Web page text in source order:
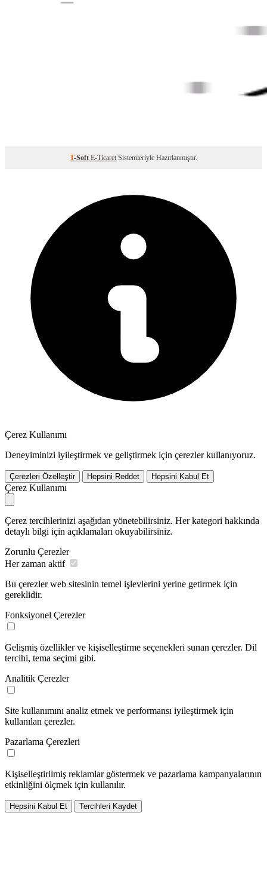
T-Soft E-Ticaret Sistemleriyle Hazırlanmıştır.
Çerez Kullanımı
Deneyiminizi iyileştirmek ve geliştirmek için çerezler kullanıyoruz.
Çerezleri Özelleştir Hepsini Reddet Hepsini Kabul Et
Çerez Kullanımı
Çerez tercihlerinizi aşağıdan yönetebilirsiniz. Her kategori hakkında
detaylı bilgi için açıklamaları okuyabilirsiniz.
Zorunlu Çerezler
Her zaman aktif
Bu çerezler web sitesinin temel işlevlerini yerine getirmek için
gereklidir.
Fonksiyonel Çerezler
Gelişmiş özellikler ve kişiselleştirme seçenekleri sunan çerezler. Dil
tercihi, tema seçimi gibi.
Analitik Çerezler
Site kullanımını analiz etmek ve performansı iyileştirmek için
kullanılan çerezler.
Pazarlama Çerezleri
Kişiselleştirilmiş reklamlar göstermek ve pazarlama kampanyalarının
etkinliğini ölçmek için kullanılır.
Hepsini Kabul Et Tercihleri Kaydet